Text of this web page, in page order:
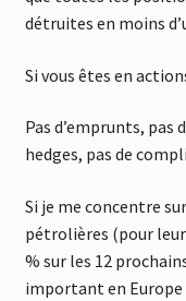
détruites en moins
Si vous êtes en
Pas d’emprunts,
hedges, pas de
Si je me concentre
pétrolières (pour leur
% sur les 12
important en Europe